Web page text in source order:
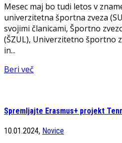
Mesec maj bo tudi letos v
univerzitetna športna zveza
svojimi članicami, Športno
(ŠZUL), Univerzitetno športno
in...
Beri več
Spremljajte Erasmus+ projekt
10.01.2024, Novice